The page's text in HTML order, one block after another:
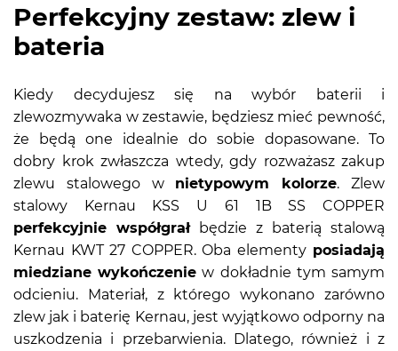
Perfekcyjny zestaw: zlew i
bateria
Kiedy decydujesz się na wybór baterii i
zlewozmywaka w zestawie, będziesz mieć pewność,
że będą one idealnie do sobie dopasowane. To
dobry krok zwłaszcza wtedy, gdy rozważasz zakup
zlewu stalowego w nietypowym kolorze. Zlew
stalowy Kernau KSS U 61 1B SS COPPER
perfekcyjnie współgrałbędzie z baterią stalową
Kernau KWT 27 COPPER. Oba elementyposiadają
miedziane wykończenie w dokładnie tym samym
odcieniu. Materiał, z którego wykonano zarówno
zlew jak i baterię Kernau, jest wyjątkowo odporny na
uszkodzenia i przebarwienia. Dlatego, również i z